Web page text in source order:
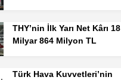
THY’nin İlk Yarı Net Kârı 18
Milyar 864 Milyon TL
Türk Hava Kuvvetleri’nin